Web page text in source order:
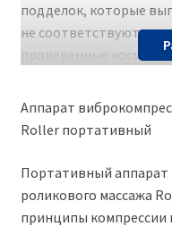
подделок, которые
не соответствуют
проверенные
NFC-чипу,
аппарата, телефон.
Аппарат
Roller портативный
Портативный аппарат
роликового массажа
принципы компрессии